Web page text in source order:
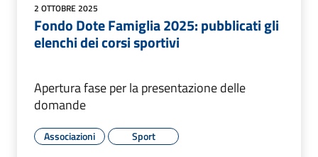
2 OTTOBRE 2025
Fondo Dote Famiglia 2025: pubblicati gli
elenchi dei corsi sportivi
Apertura fase per la presentazione delle
domande
Associazioni Sport